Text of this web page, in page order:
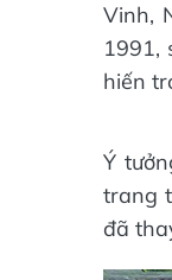
Vinh,
1991,
hiến
Ý
trang
đã